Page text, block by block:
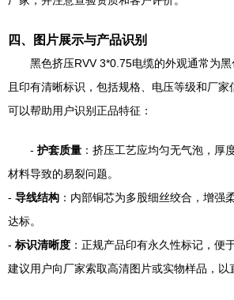
四、图片展示与产品识别
黑色挤压RVV 3*0.75电缆的外观通常为
且印有清晰标识，包括规格、电压等级和厂
可以帮助用户识别正品特征：
- 护套质量 ：挤压工艺应均匀无气泡，厚
材料导致的易裂问题。
- 导线结构 ：内部铜芯为多股细丝绞合，增强
达标。
- 标识清晰度 ：正规产品印有永久性标记，便
建议用户向厂家索取高清图片或实物样品，以